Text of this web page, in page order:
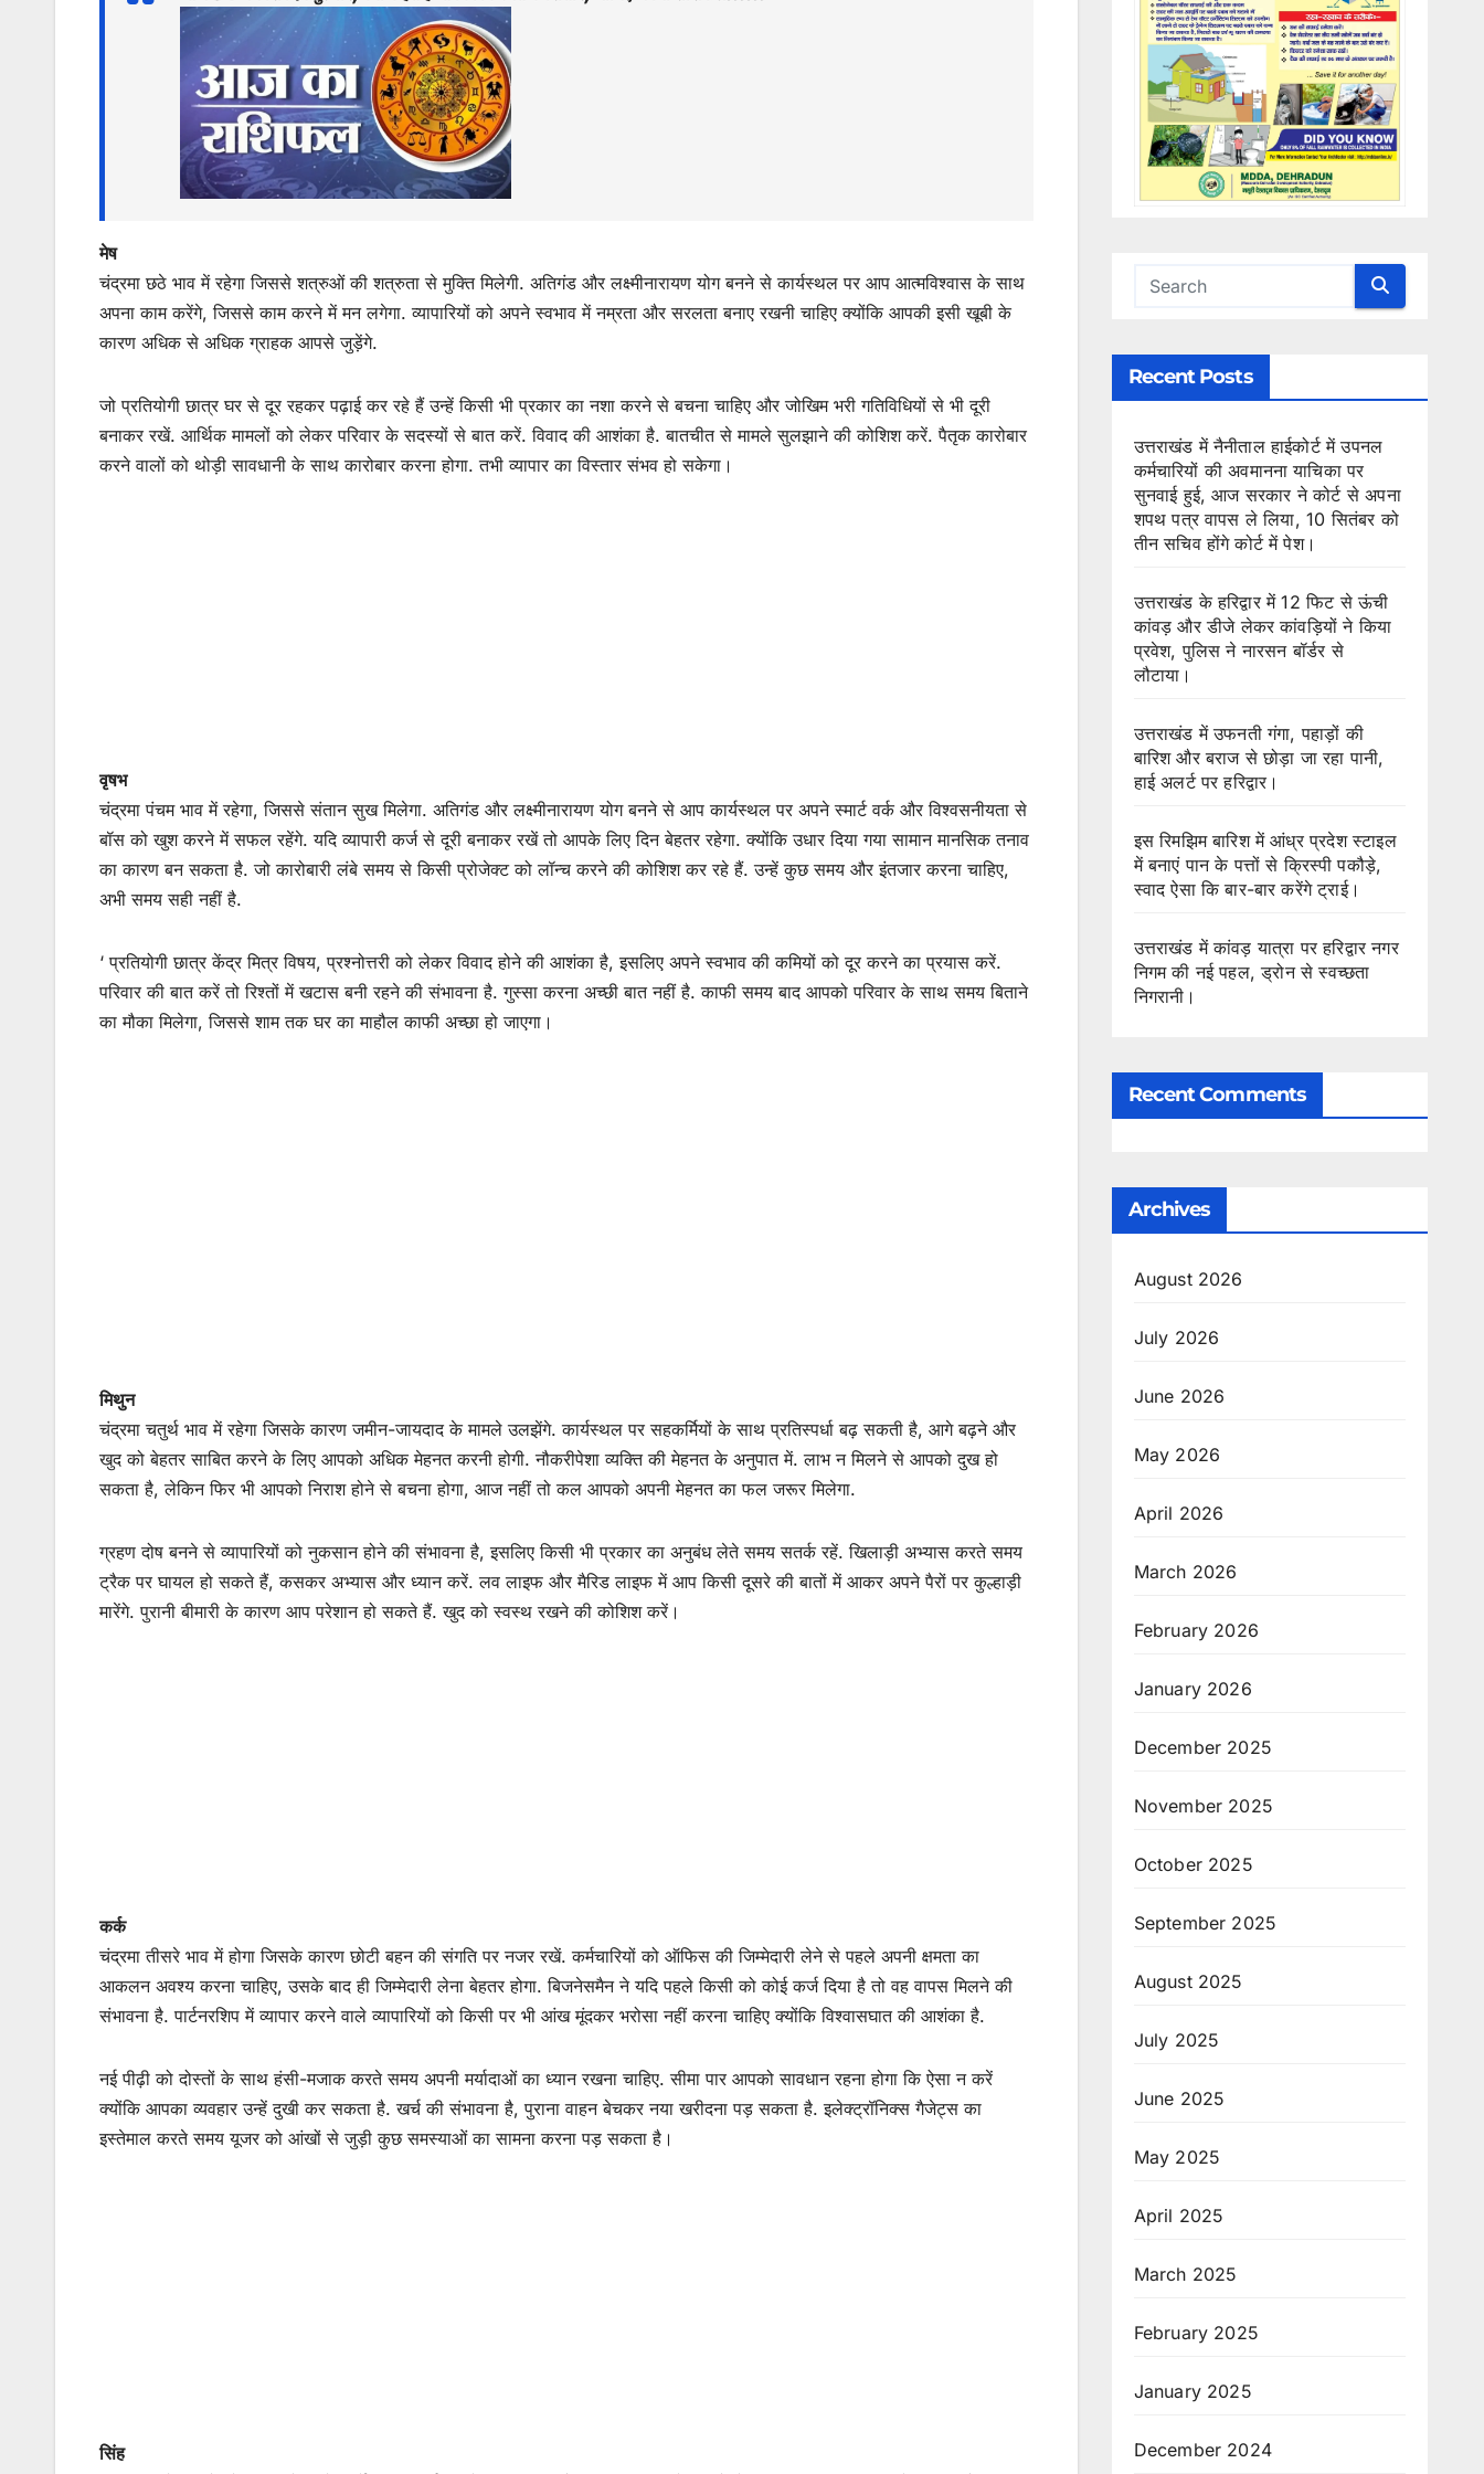
e
b
o
o
k
er l
s
e
n
g
er
e
मेष
चंद्रमा छठे भाव में रहेगा जिससे शत्रुओं की शत्रुता से मुक्ति मिलेगी. अतिगंड और लक्ष्मीनारायण योग बनने से कार्यस्थल पर आप आत्मविश्वास के साथ
अपना काम करेंगे, जिससे काम करने में मन लगेगा. व्यापारियों को अपने स्वभाव में नम्रता और सरलता बनाए रखनी चाहिए क्योंकि आपकी इसी खूबी के
कारण अधिक से अधिक ग्राहक आपसे जुड़ेंगे.
जो प्रतियोगी छात्र घर से दूर रहकर पढ़ाई कर रहे हैं उन्हें किसी भी प्रकार का नशा करने से बचना चाहिए और जोखिम भरी गतिविधियों से भी दूरी
बनाकर रखें. आर्थिक मामलों को लेकर परिवार के सदस्यों से बात करें. विवाद की आशंका है. बातचीत से मामले सुलझाने की कोशिश करें. पैतृक कारोबार
करने वालों को थोड़ी सावधानी के साथ कारोबार करना होगा. तभी व्यापार का विस्तार संभव हो सकेगा।
वृषभ
चंद्रमा पंचम भाव में रहेगा, जिससे संतान सुख मिलेगा. अतिगंड और लक्ष्मीनारायण योग बनने से आप कार्यस्थल पर अपने स्मार्ट वर्क और विश्वसनीयता से
बॉस को खुश करने में सफल रहेंगे. यदि व्यापारी कर्ज से दूरी बनाकर रखें तो आपके लिए दिन बेहतर रहेगा. क्योंकि उधार दिया गया सामान मानसिक तनाव
का कारण बन सकता है. जो कारोबारी लंबे समय से किसी प्रोजेक्ट को लॉन्च करने की कोशिश कर रहे हैं. उन्हें कुछ समय और इंतजार करना चाहिए,
अभी समय सही नहीं है.
‘ प्रतियोगी छात्र केंद्र मित्र विषय, प्रश्नोत्तरी को लेकर विवाद होने की आशंका है, इसलिए अपने स्वभाव की कमियों को दूर करने का प्रयास करें.
परिवार की बात करें तो रिश्तों में खटास बनी रहने की संभावना है. गुस्सा करना अच्छी बात नहीं है. काफी समय बाद आपको परिवार के साथ समय बिताने
का मौका मिलेगा, जिससे शाम तक घर का माहौल काफी अच्छा हो जाएगा।
मिथुन
चंद्रमा चतुर्थ भाव में रहेगा जिसके कारण जमीन-जायदाद के मामले उलझेंगे. कार्यस्थल पर सहकर्मियों के साथ प्रतिस्पर्धा बढ़ सकती है, आगे बढ़ने और
खुद को बेहतर साबित करने के लिए आपको अधिक मेहनत करनी होगी. नौकरीपेशा व्यक्ति की मेहनत के अनुपात में. लाभ न मिलने से आपको दुख हो
सकता है, लेकिन फिर भी आपको निराश होने से बचना होगा, आज नहीं तो कल आपको अपनी मेहनत का फल जरूर मिलेगा.
ग्रहण दोष बनने से व्यापारियों को नुकसान होने की संभावना है, इसलिए किसी भी प्रकार का अनुबंध लेते समय सतर्क रहें. खिलाड़ी अभ्यास करते समय
ट्रैक पर घायल हो सकते हैं, कसकर अभ्यास और ध्यान करें. लव लाइफ और मैरिड लाइफ में आप किसी दूसरे की बातों में आकर अपने पैरों पर कुल्हाड़ी
मारेंगे. पुरानी बीमारी के कारण आप परेशान हो सकते हैं. खुद को स्वस्थ रखने की कोशिश करें।
कर्क
चंद्रमा तीसरे भाव में होगा जिसके कारण छोटी बहन की संगति पर नजर रखें. कर्मचारियों को ऑफिस की जिम्मेदारी लेने से पहले अपनी क्षमता का
आकलन अवश्य करना चाहिए, उसके बाद ही जिम्मेदारी लेना बेहतर होगा. बिजनेसमैन ने यदि पहले किसी को कोई कर्ज दिया है तो वह वापस मिलने की
संभावना है. पार्टनरशिप में व्यापार करने वाले व्यापारियों को किसी पर भी आंख मूंदकर भरोसा नहीं करना चाहिए क्योंकि विश्वासघात की आशंका है.
नई पीढ़ी को दोस्तों के साथ हंसी-मजाक करते समय अपनी मर्यादाओं का ध्यान रखना चाहिए. सीमा पार आपको सावधान रहना होगा कि ऐसा न करें
क्योंकि आपका व्यवहार उन्हें दुखी कर सकता है. खर्च की संभावना है, पुराना वाहन बेचकर नया खरीदना पड़ सकता है. इलेक्ट्रॉनिक्स गैजेट्स का
इस्तेमाल करते समय यूजर को आंखों से जुड़ी कुछ समस्याओं का सामना करना पड़ सकता है।
सिंह
Recent Posts
उत्तराखंड में नैनीताल हाईकोर्ट में उपनल
कर्मचारियों की अवमानना याचिका पर
सुनवाई हुई, आज सरकार ने कोर्ट से अपना
शपथ पत्र वापस ले लिया, 10 सितंबर को
तीन सचिव होंगे कोर्ट में पेश।
उत्तराखंड के हरिद्वार में 12 फिट से ऊंची
कांवड़ और डीजे लेकर कांवड़ियों ने किया
प्रवेश, पुलिस ने नारसन बॉर्डर से
लौटाया।
उत्तराखंड में उफनती गंगा, पहाड़ों की
बारिश और बराज से छोड़ा जा रहा पानी,
हाई अलर्ट पर हरिद्वार।
इस रिमझिम बारिश में आंध्र प्रदेश स्टाइल
में बनाएं पान के पत्तों से क्रिस्पी पकौड़े,
स्वाद ऐसा कि बार-बार करेंगे ट्राई।
उत्तराखंड में कांवड़ यात्रा पर हरिद्वार नगर
निगम की नई पहल, ड्रोन से स्वच्छता
निगरानी।
Recent Comments
Archives
August 2026
July 2026
June 2026
May 2026
April 2026
March 2026
February 2026
January 2026
December 2025
November 2025
October 2025
September 2025
August 2025
July 2025
June 2025
May 2025
April 2025
March 2025
February 2025
January 2025
December 2024